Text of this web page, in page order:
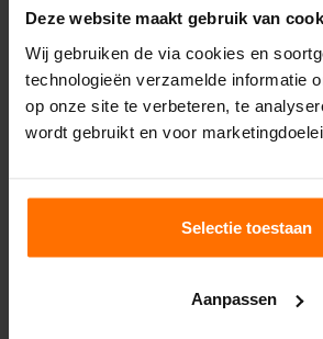
Deze website maakt gebruik van
Wij gebruiken de via cookies en
technologieën verzamelde informatie
op onze site te verbeteren, te
wordt gebruikt en voor
Selectie toestaan
Aanpassen
Tegels
Kranen
Douche
Badkamermeubels